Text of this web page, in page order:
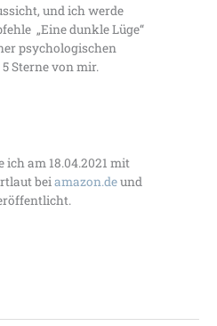
und ich werde
„Eine dunkle Lüge“
psychologischen
Sterne von mir.
ich am 18.04.2021 mit
beiamazon.deund